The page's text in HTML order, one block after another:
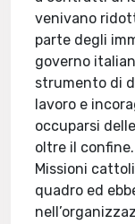
venivano
parte degli
governo
strumento di
lavoro e
occuparsi
oltre il
Missioni
quadro ed